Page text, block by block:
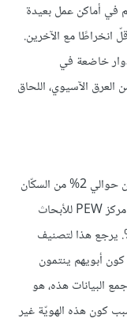
في أماكن عمل بعيدة
انخراطًا مع الآخرين.
خاضعة في
الآسيوي، اللحاق
على الرغم من تقدير المكتب الأمريكيّ للإحصاء أن حوالي 2% من السكّان
يصفون أنفسهم على أنّهم متعدّدو العرقيّة، إلا أن مركز PEW للأبحاث
الرقم أعلى في الحقيقة ويصلّ حتّى 7%. يرجع هذا لتصنيف
أبويهم ينتمون
البيانات هذه، هو
كون هذه الهويّة غير